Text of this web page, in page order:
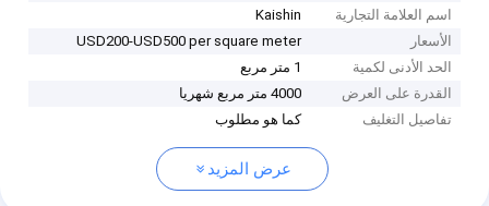
اسم العلامة التجارية
Kaishin
الأسعار
USD200-USD500 per square meter
الحد الأدنى لكمية
1 متر مربع
القدرة على العرض
4000 متر مربع شهريا
تفاصيل التغليف
كما هو مطلوب
عرض المزيد